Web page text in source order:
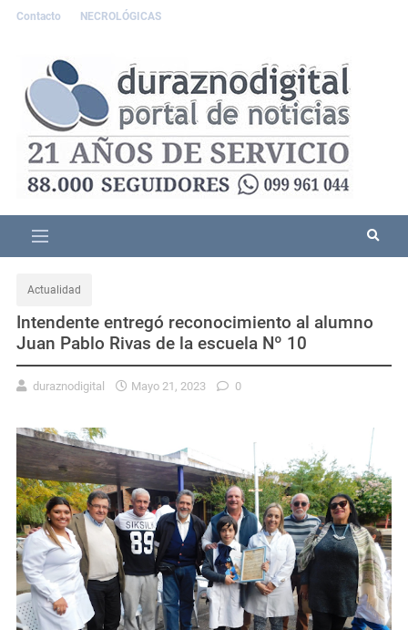
Contacto NECROLÓGICAS
Actualidad
Intendente entregó reconocimiento al alumno
Juan Pablo Rivas de la escuela Nº 10
duraznodigital Mayo 21, 2023 0